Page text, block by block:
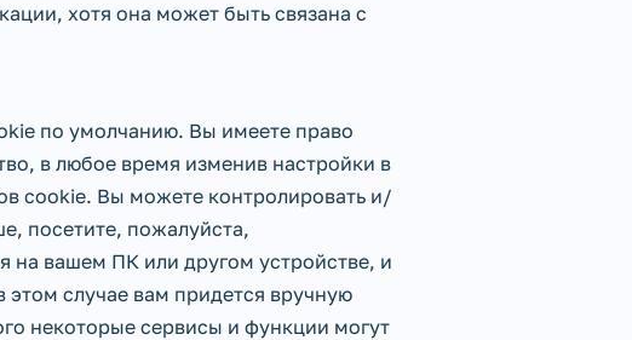
хотя она может быть связана с
по умолчанию. Вы имеете право
в любое время изменив настройки в
cookie. Вы можете контролировать и/
посетите, пожалуйста,
вашем ПК или другом устройстве, и
случае вам придется вручную
некоторые сервисы и функции могут